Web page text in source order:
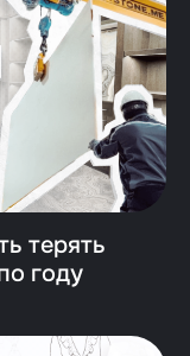
терять
году